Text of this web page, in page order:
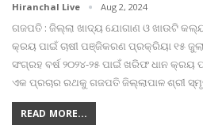
Hiranchal Live Aug 2, 2024
ଗଜପତି : ଜିଲ୍ଲା ଖାଦ୍ୟ ଯୋଗାଣ ଓ ଖାଉଟି
କ୍ରୟ ପାଇଁ ଚାଷୀ ପଞ୍ଜିକରଣ ପ୍ରକ୍ରିୟା ୧୫
ସଂଗ୍ରହ ବର୍ଷ ୨୦୨୪-୨୫ ପାଇଁ ଖରିଫ ଧାନ କ୍ରୟ
ଏକ ପ୍ରଚାର ରଥକୁ ଗଜପତି ଜିଲ୍ଲାପାଳ ଶ୍ରୀ
READ MORE...